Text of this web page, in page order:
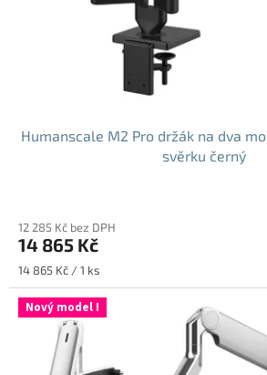
Humanscale M2 Pro držák na dva
svěrku černý
12 285 Kč bez DPH
14 865 Kč
Měrná
cena:
14 865 Kč / 1 ks
Nový model !